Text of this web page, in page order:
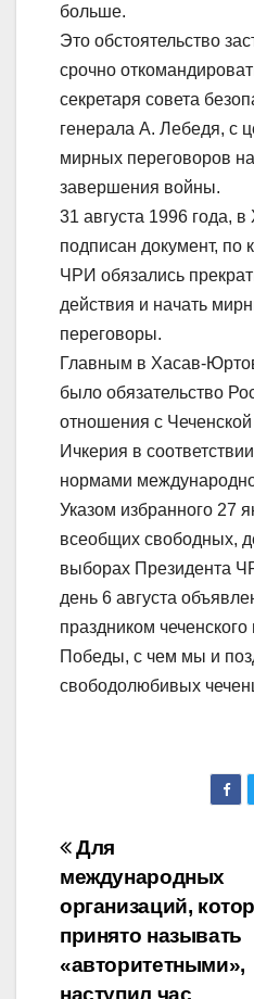
больше.
Это обстоятельство
срочно
секретаря совета
генерала А. Лебедя, с
мирных переговоров
завершения войны.
31 августа 1996 года,
подписан документ, по
ЧРИ обязались
действия и начать
переговоры.
Главным в Хасав-
было обязательство
отношения с
Ичкерия в
нормами
Указом избранного 27
всеобщих свободных,
выборах Президента
день 6 августа
праздником
Победы, с чем мы и
свободолюбивых
Навигация
по
записям
Для
международных
организаций,
принято называть
«авторитетными»,
наступил час